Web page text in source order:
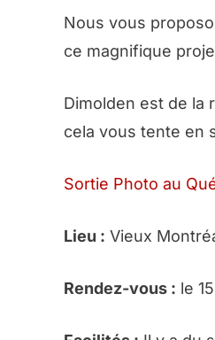
Nous vous
ce magnifique
Dimolden est de la
cela vous tente en
Sortie Photo au
Lieu : Vieux
Rendez-vous : le